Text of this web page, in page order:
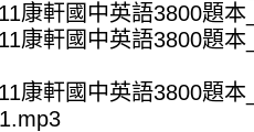
康軒國中英語3800題本
康軒國中英語3800題本
康軒國中英語3800題本